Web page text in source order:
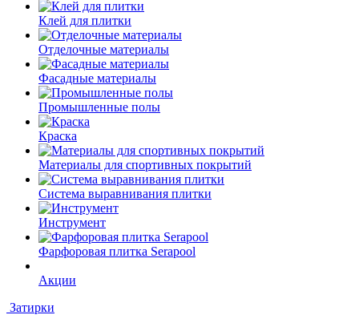
Клей для плитки
Отделочные материалы
Фасадные материалы
Промышленные полы
Краска
Материалы для спортивных покрытий
Система выравнивания плитки
Инструмент
Фарфоровая плитка Serapool
Акции
Затирки